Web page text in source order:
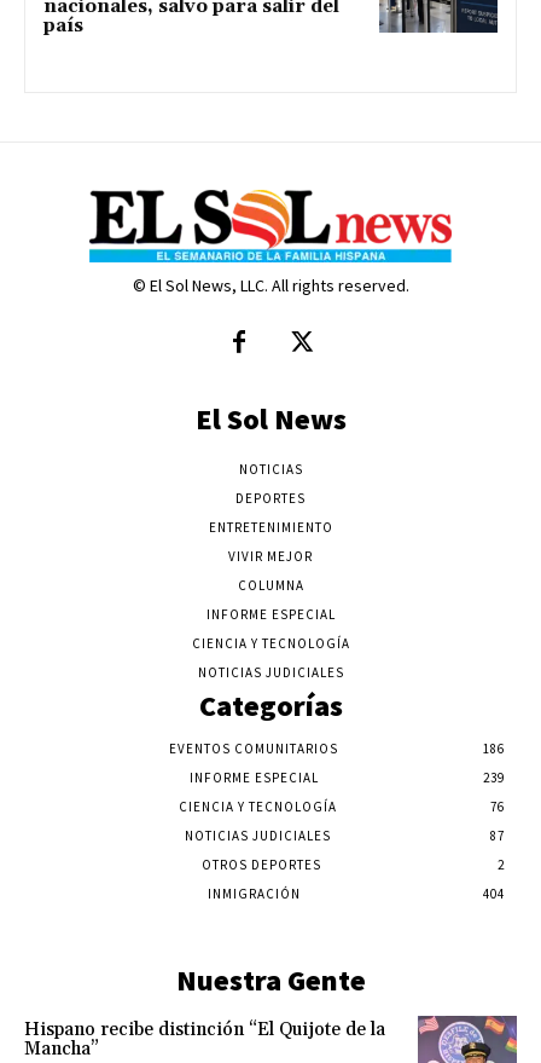
nacionales, salvo para salir del
país
© El Sol News, LLC. All rights reserved.
El Sol News
NOTICIAS
DEPORTES
ENTRETENIMIENTO
VIVIR MEJOR
COLUMNA
INFORME ESPECIAL
CIENCIA Y TECNOLOGÍA
NOTICIAS JUDICIALES
Categorías
EVENTOS COMUNITARIOS
186
INFORME ESPECIAL
239
CIENCIA Y TECNOLOGÍA
76
NOTICIAS JUDICIALES
87
OTROS DEPORTES
2
INMIGRACIÓN
404
Nuestra Gente
Hispano recibe distinción “El Quijote de la
Mancha”